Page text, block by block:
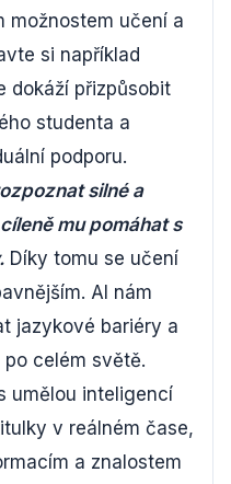
možnostem učení a
si například
dokáží přizpůsobit
studenta a
podporu.
silné a
mu pomáhat s
Díky tomu se učení
AI nám
jazykové bariéry a
celém světě.
umělou inteligencí
v reálném čase,
a znalostem